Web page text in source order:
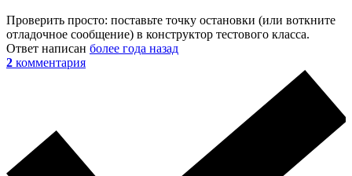
Проверить просто: поставьте точку остановки (или воткните
отладочное сообщение) в конструктор тестового класса.
Ответ написан более года назад
2 комментария